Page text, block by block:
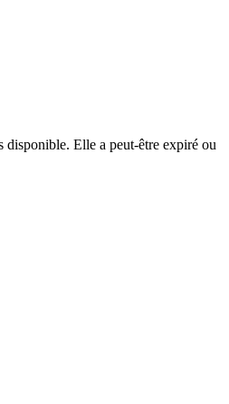
disponible. Elle a peut-être expiré ou